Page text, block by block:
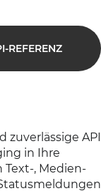
REFERENZ
API
in Ihre
Text-, Medien-